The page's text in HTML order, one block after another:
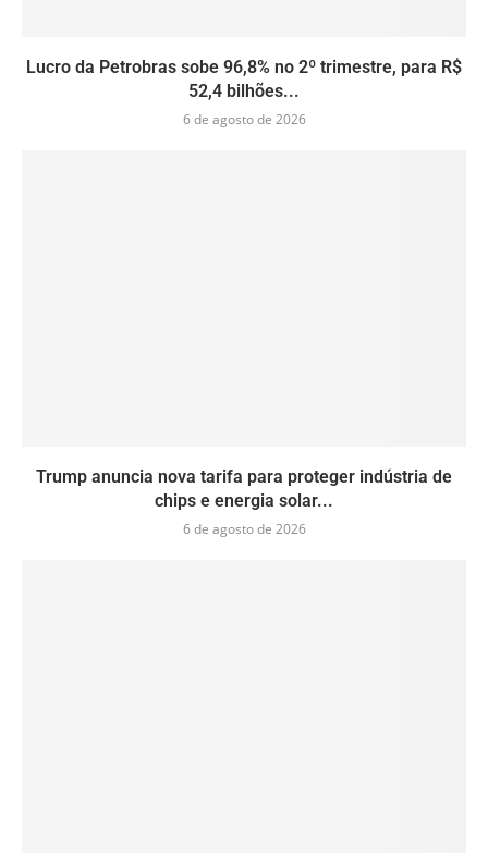
Lucro da Petrobras sobe 96,8% no 2º trimestre, para R$
52,4 bilhões...
6 de agosto de 2026
Trump anuncia nova tarifa para proteger indústria de
chips e energia solar...
6 de agosto de 2026